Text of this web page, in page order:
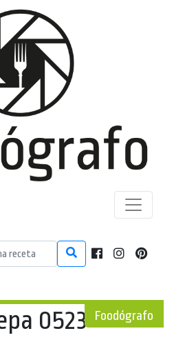
Foodógrafo
0523